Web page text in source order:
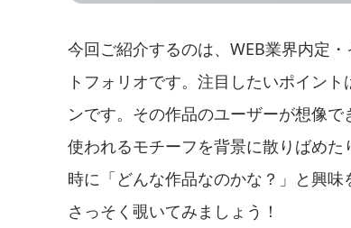
今回ご紹介するのは、WEB業界内定
トフォリオです。注目したいポイン
ンです。その作品のユーザーが想像
使われるモチーフを背景に散りばめ
時に「どんな作品なのかな？」と興味
さっそく覗いてみましょう！